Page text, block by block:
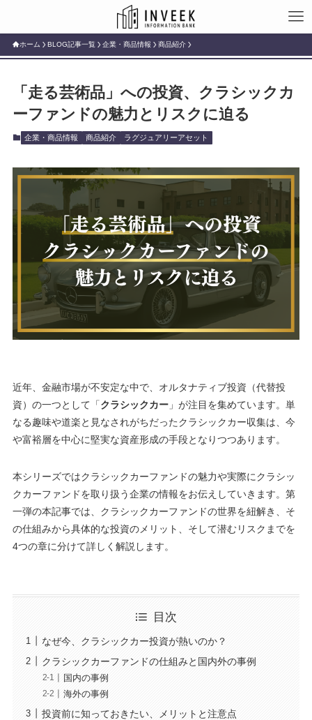
ホーム BLOG記事一覧 企業・商品情報 商品紹介
「走る芸術品」への投資、クラシックカ
ーファンドの魅力とリスクに迫る
企業・商品情報 商品紹介 ラグジュアリーアセット
近年、金融市場が不安定な中で、オルタナティブ投資（代替投
資）の一つとして「クラシックカー」が注目を集めています。単
なる趣味や道楽と見なされがちだったクラシックカー収集は、今
や富裕層を中心に堅実な資産形成の手段となりつつあります。
本シリーズではクラシックカーファンドの魅力や実際にクラシッ
クカーファンドを取り扱う企業の情報をお伝えしていきます。第
一弾の本記事では、クラシックカーファンドの世界を紐解き、そ
の仕組みから具体的な投資のメリット、そして潜むリスクまでを
4つの章に分けて詳しく解説します。
目次
なぜ今、クラシックカー投資が熱いのか？
クラシックカーファンドの仕組みと国内外の事例
国内の事例
海外の事例
投資前に知っておきたい、メリットと注意点